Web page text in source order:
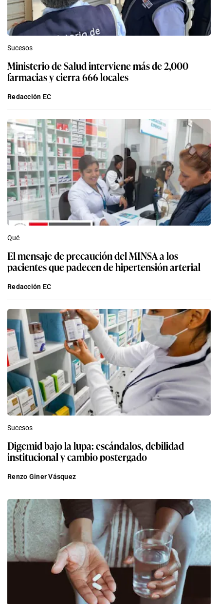
Sucesos
Ministerio de Salud interviene más de 2,000
farmacias y cierra 666 locales
Redacción EC
Qué
El mensaje de precaución del MINSA a los
pacientes que padecen de hipertensión arterial
Redacción EC
Sucesos
Digemid bajo la lupa: escándalos, debilidad
institucional y cambio postergado
Renzo Giner Vásquez